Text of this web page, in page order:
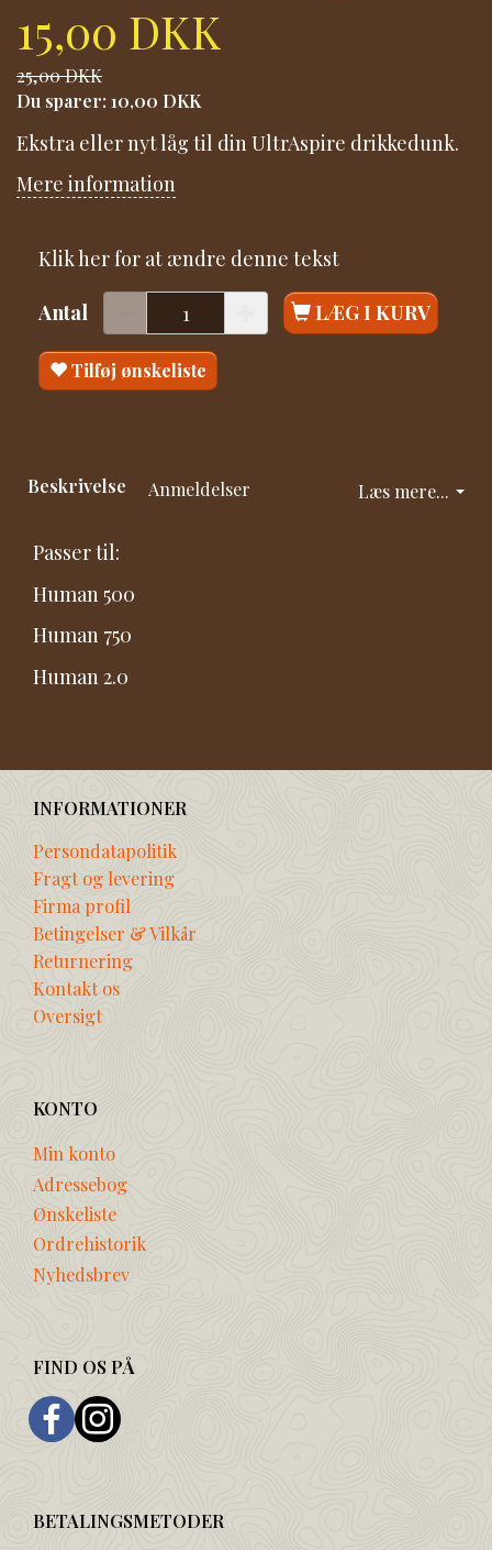
15,00 DKK
25,00 DKK
Du sparer: 10,00 DKK
Ekstra eller nyt låg til din UltrAspire drikkedunk.
Mere information
Klik her for at ændre denne tekst
Antal LÆG I KURV
Tilføj ønskeliste
Læs mere...
Beskrivelse Anmeldelser
Passer til:
Human 500
Human 750
Human 2.0
INFORMATIONER
Persondatapolitik
Fragt og levering
Firma profil
Betingelser & Vilkår
Returnering
Kontakt os
Oversigt
KONTO
Min konto
Adressebog
Ønskeliste
Ordrehistorik
Nyhedsbrev
FIND OS PÅ
BETALINGSMETODER